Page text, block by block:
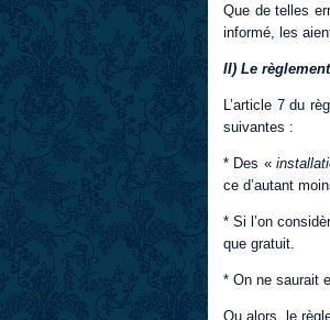
Que de telles
informé, les
II) Le
L’article 7 du
suivantes :
* Des «
ce d’autant
* Si l’on
que gratuit.
* On ne saurait
Ou alors, le